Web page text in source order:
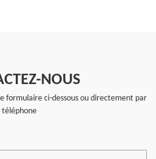
NOUS
formulaire ci-dessous ou directement par
téléphone